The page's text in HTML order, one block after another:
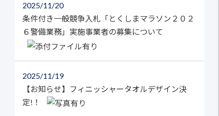
2025 11/20
条件付き一般競争入札「とくしまマラソン２０２
６警備業務」実施事業者の募集について
2025 11/19
【お知らせ】フィニッシャータオルデザイン決
定!！